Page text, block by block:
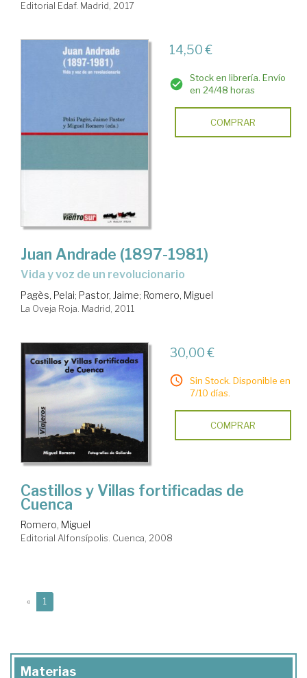
Editorial Edaf. Madrid, 2017
14,50 €
Stock en librería. Envío
en 24/48 horas
COMPRAR
Juan Andrade (1897-1981)
vida y voz de un revolucionario
Pagès, Pelai; Pastor, Jaime; Romero, Miguel
La Oveja Roja. Madrid, 2011
30,00 €
Sin Stock. Disponible en
7/10 días.
COMPRAR
Castillos y Villas fortificadas de
Cuenca
Romero, Miguel
Editorial Alfonsípolis. Cuenca, 2008
« 1
Materias